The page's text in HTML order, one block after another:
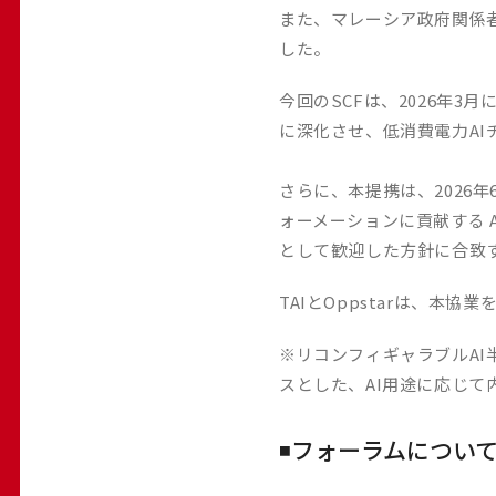
また、マレーシア政府関
した。
今回のSCFは、2026年3
に深化させ、低消費電力AI
さらに、本提携は、2026
ォーメーションに貢献す
として歓迎した方針に合
TAIとOppstarは、本協業
※リコンフィギャラブルAI
スとした、AI用途に応じて
◾️フォーラムについ